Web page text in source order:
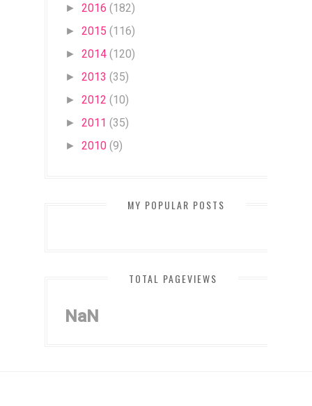
► 2016 (182)
► 2015 (116)
► 2014 (120)
► 2013 (35)
► 2012 (10)
► 2011 (35)
► 2010 (9)
MY POPULAR POSTS
TOTAL PAGEVIEWS
NaN